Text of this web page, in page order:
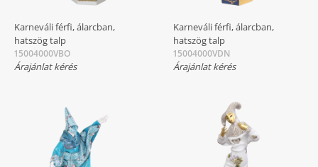
Karneváli férfi, álarcban,
hatszög talp
15004000VBO
Árajánlat kérés
Karneváli férfi, álarcban,
hatszög talp
15004000VDN
Árajánlat kérés